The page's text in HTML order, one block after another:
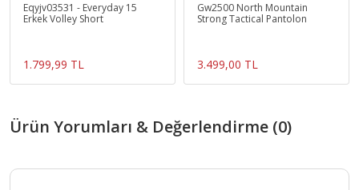
Eqyjv03531 - Everyday 15
Erkek Volley Short
1.799,99 TL
Gw2500 North Mountain
Strong Tactical Pantolon
3.499,00 TL
Ürün Yorumları & Değerlendirme (0)